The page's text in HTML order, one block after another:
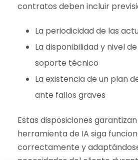
contratos deben incluir
La periodicidad de las
La disponibilidad y nivel
soporte técnico
La existencia de un plan
ante fallos graves
Estas disposiciones
herramienta de IA siga
correctamente y